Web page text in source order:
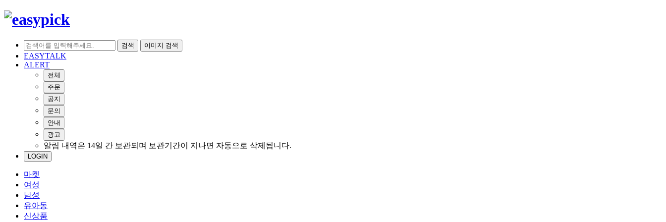
검색 이미지 검색
EASYTALK
ALERT
전체
주문
공지
문의
안내
광고
알림 내역은 14일 간 보관되며 보관기간이 지나면 자동으로 삭제됩니다.
LOGIN
마켓
여성
남성
유아동
신상품